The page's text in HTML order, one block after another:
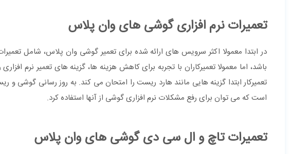
تعمیرات نرم افزاری گوشی های وان پلاس
در ابتدا معمولا اکثر سرویس های ارائه شده برای تعمیر گوشی وان پلاس، شامل
باشد، اما معمولا تعمیرکاران با تجربه برای کاهش هزینه ها، گزینه های تعمیر نرم
تعمیرکار ابتدا گزینه هایی مانند هارد ریست را امتحان می کند. به روز رسانی گوشی
است که می توان برای رفع مشکلات نرم افزاری گوشی از آنها استفاده کرد.
تعمیرات تاچ و ال سی دی گوشی های وان پلاس